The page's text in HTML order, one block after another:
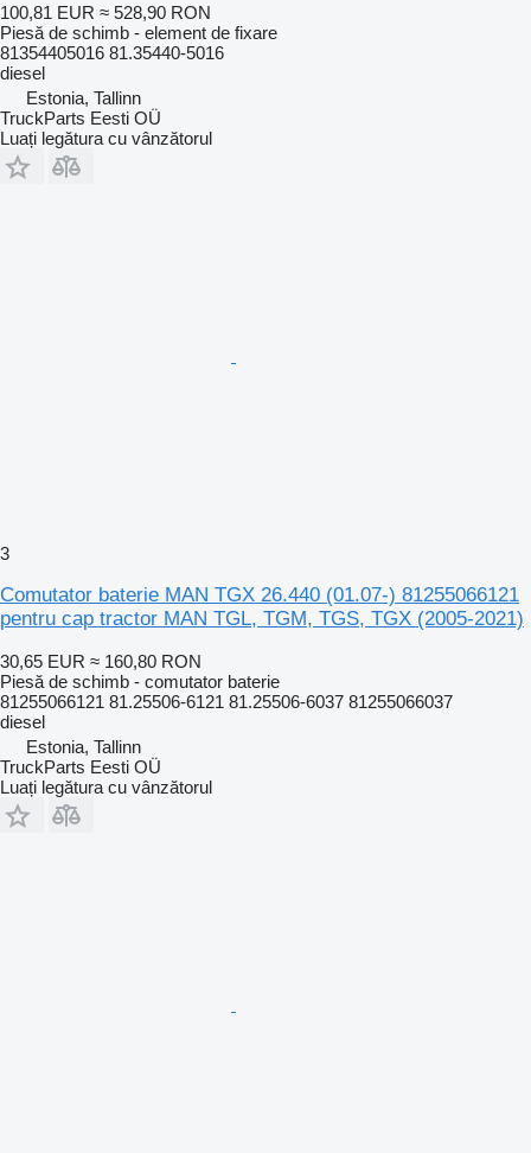
100,81 EUR ≈ 528,90 RON
Piesă de schimb - element de fixare
81354405016 81.35440-5016
diesel
Estonia, Tallinn
TruckParts Eesti OÜ
Luați legătura cu vânzătorul
3
Comutator baterie MAN TGX 26.440 (01.07-) 81255066121
pentru cap tractor MAN TGL, TGM, TGS, TGX (2005-2021)
30,65 EUR ≈ 160,80 RON
Piesă de schimb - comutator baterie
81255066121 81.25506-6121 81.25506-6037 81255066037
diesel
Estonia, Tallinn
TruckParts Eesti OÜ
Luați legătura cu vânzătorul